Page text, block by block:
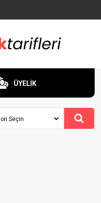
ÜYELİK